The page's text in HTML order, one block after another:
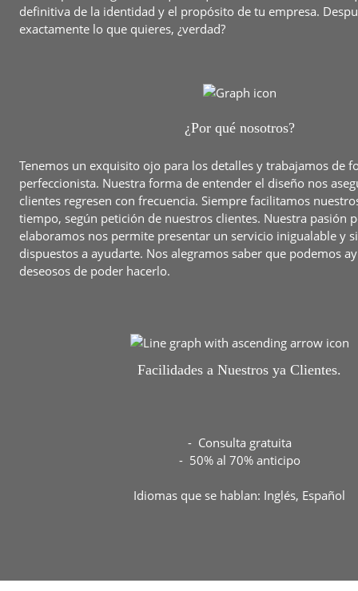
definitiva de la identidad y el propósito de tu empresa.
exactamente lo que quieres, ¿verdad?
¿Por qué nosotros?
Tenemos un exquisito ojo para los detalles y trabajamos de
perfeccionista. Nuestra forma de entender el diseño nos
clientes regresen con frecuencia. Siempre facilitamos
tiempo, según petición de nuestros clientes. Nuestra pasión
elaboramos nos permite presentar un servicio inigualable y
dispuestos a ayudarte. Nos alegramos saber que podemos
deseosos de poder hacerlo.
Facilidades a Nuestros ya Clientes.
- Consulta gratuita
- 50% al 70% anticipo
Idiomas que se hablan: Inglés, Español